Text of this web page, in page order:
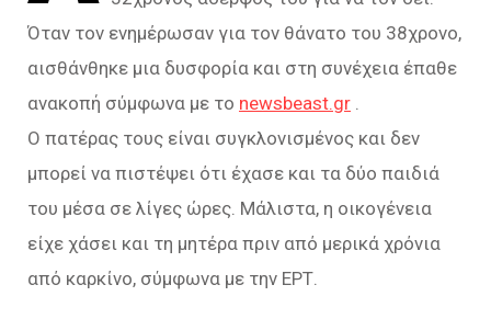
Όταν τον ενημέρωσαν για τον θάνατο του 38χρονο,
αισθάνθηκε μια δυσφορία και στη συνέχεια έπαθε
ανακοπή σύμφωνα με το newsbeast.gr
Ο πατέρας τους είναι συγκλονισμένος και δεν
μπορεί να πιστέψει ότι έχασε και τα δύο παιδιά
του μέσα σε λίγες ώρες. Μάλιστα, η οικογένεια
είχε χάσει και τη μητέρα πριν από μερικά χρόνια
από καρκίνο, σύμφωνα με την ΕΡΤ.